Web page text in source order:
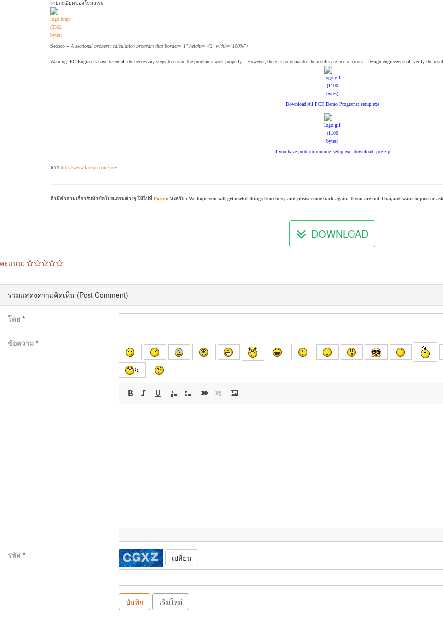
รายละเอียดของโปรแกรม
Secpro -- A sectional property calculation program that border="1" height="42" width="100%">
Warning: PC Engineers have taken all the neccessary steps to ensure the programs work properly. However, there is no guarantee the results are free of errors. Design engineers shall verify the
Download All PCE Demo Programs: setup.exe
If you have problem running setup.exe, download: pce.zip
จาก http://www.lanxun.com/pce/
ถ้ามีคำถามเกี่ยวกับหัวข้อโปรแกรมต่างๆ ให้ไปที่ Forum นะครับ : We hope you will get useful things from here, and please come back again. If you are not Thai,and want to post or
DOWNLOAD
คะแนน:
ร่วมแสดงความคิดเห็น (Post Comment)
โดย *
ข้อความ *
รหัส * เปลี่ยน
บันทึก เริ่มใหม่